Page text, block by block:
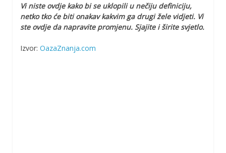
Vi niste ovdje kako bi se uklopili u nečiju definiciju,
netko tko će biti onakav kakvim ga drugi žele vidjeti. Vi
ste ovdje da napravite promjenu. Sjajite i širite svjetlo.
Izvor: OazaZnanja.com